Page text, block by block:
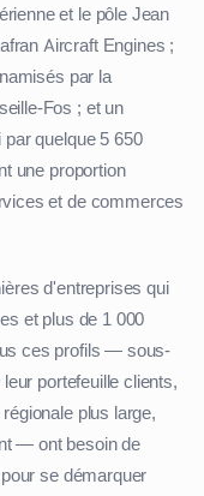
et le pôle Jean
Aircraft Engines ;
par la
Fos ; et un
quelque 5 650
une proportion
et de commerces
d'entreprises qui
et plus de 1 000
ces profils — sous-
portefeuille clients,
plus large,
— ont besoin de
se démarquer